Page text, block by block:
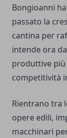
Bongioanni
passato la
cantina per
intende ora
produttive
competitività
Rientrano tra
opere edili,
macchinari